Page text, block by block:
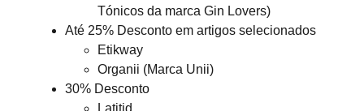
Tónicos da marca Gin Lovers)
Até 25% Desconto em artigos selecionados
Etikway
Organii (Marca Unii)
30% Desconto
Latitid